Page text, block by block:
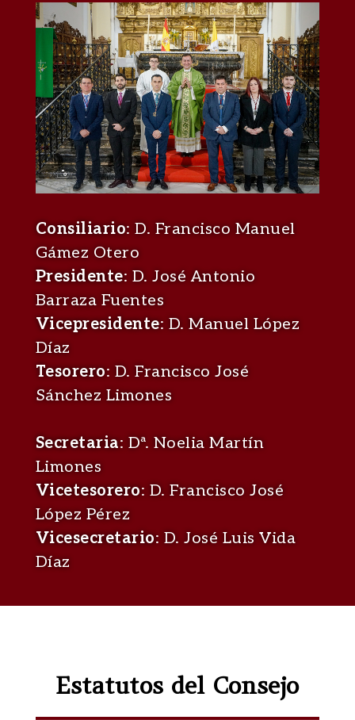
Consiliario: D. Francisco Manuel
Gámez Otero
Presidente: D. José Antonio
Barraza Fuentes
Vicepresidente: D. Manuel López
Díaz
Tesorero: D. Francisco José
Sánchez Limones
Secretaria: Dª. Noelia Martín
Limones
Vicetesorero: D. Francisco José
López Pérez
Vicesecretario: D. José Luis Vida
Díaz
Estatutos del Consejo